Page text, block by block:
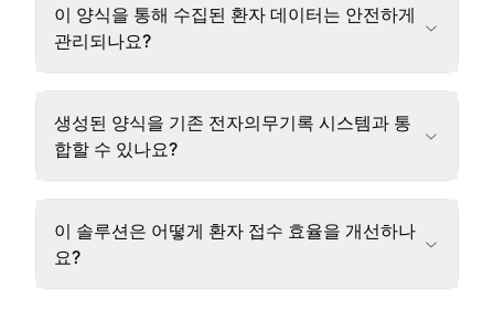
이 양식을 통해 수집된 환자 데이터는 안전하게
관리되나요?
생성된 양식을 기존 전자의무기록 시스템과 통
합할 수 있나요?
이 솔루션은 어떻게 환자 접수 효율을 개선하나
요?